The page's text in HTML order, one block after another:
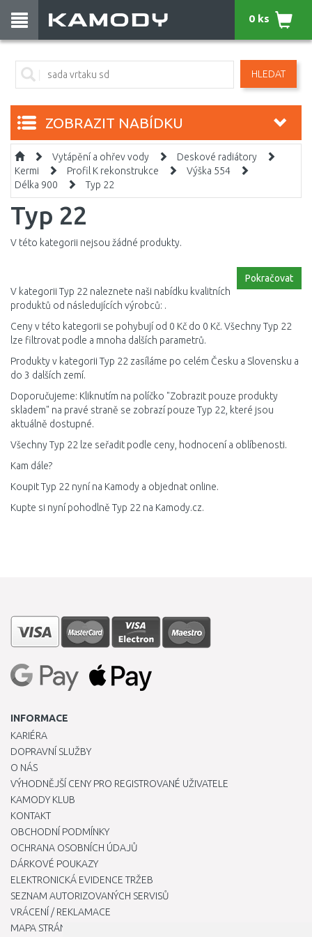
HLEDAT
0 ks
ZOBRAZIT NABÍDKU
Vytápění a ohřev vody
Deskové radiátory
Kermi
Profil K rekonstrukce
Výška 554
Délka 900
Typ 22
Typ 22
V této kategorii nejsou žádné produkty.
Pokračovat
V kategorii Typ 22 naleznete naši nabídku kvalitních
produktů od následujících výrobců: .
Ceny v této kategorii se pohybují od 0 Kč do 0 Kč. Všechny Typ 22
lze filtrovat podle a mnoha dalších parametrů.
Produkty v kategorii Typ 22 zasíláme po celém Česku a Slovensku a
do 3 dalších zemí.
Doporučujeme: Kliknutím na políčko "Zobrazit pouze produkty
skladem" na pravé straně se zobrazí pouze Typ 22, které jsou
aktuálně dostupné.
Všechny Typ 22 lze seřadit podle ceny, hodnocení a oblíbenosti.
Kam dále?
Koupit Typ 22 nyní na Kamody a objednat online.
Kupte si nyní pohodlně Typ 22 na Kamody.cz.
INFORMACE
KARIÉRA
DOPRAVNÍ SLUŽBY
O NÁS
VÝHODNĚJŠÍ CENY PRO REGISTROVANÉ UŽIVATELE
KAMODY KLUB
KONTAKT
OBCHODNÍ PODMÍNKY
OCHRANA OSOBNÍCH ÚDAJŮ
DÁRKOVÉ POUKAZY
ELEKTRONICKÁ EVIDENCE TRŽEB
SEZNAM AUTORIZOVANÝCH SERVISŮ
VRÁCENÍ / REKLAMACE
MAPA STRÁNKY